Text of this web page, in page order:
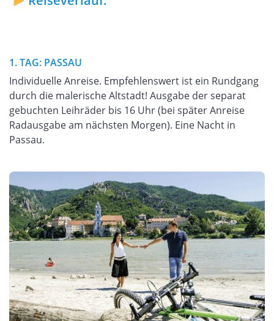
1. TAG: PASSAU
Individuelle Anreise. Empfehlenswert ist ein Rundgang
durch die malerische Altstadt! Ausgabe der separat
gebuchten Leihräder bis 16 Uhr (bei später Anreise
Radausgabe am nächsten Morgen). Eine Nacht in
Passau.